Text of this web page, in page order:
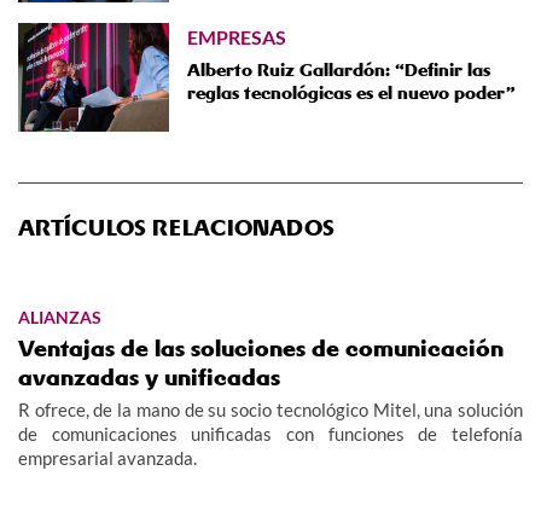
EMPRESAS
Alberto Ruiz Gallardón: “Definir las
reglas tecnológicas es el nuevo poder”
ARTÍCULOS RELACIONADOS
ALIANZAS
Ventajas de las soluciones de comunicación
avanzadas y unificadas
R ofrece, de la mano de su socio tecnológico Mitel, una solución
de comunicaciones unificadas con funciones de telefonía
empresarial avanzada.